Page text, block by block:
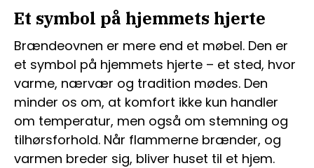
Et symbol på hjemmets hjerte
Brændeovnen er mere end et møbel. Den er
et symbol på hjemmets hjerte – et sted, hvor
varme, nærvær og tradition mødes. Den
minder os om, at komfort ikke kun handler
om temperatur, men også om stemning og
tilhørsforhold. Når flammerne brænder, og
varmen breder sig, bliver huset til et hjem.